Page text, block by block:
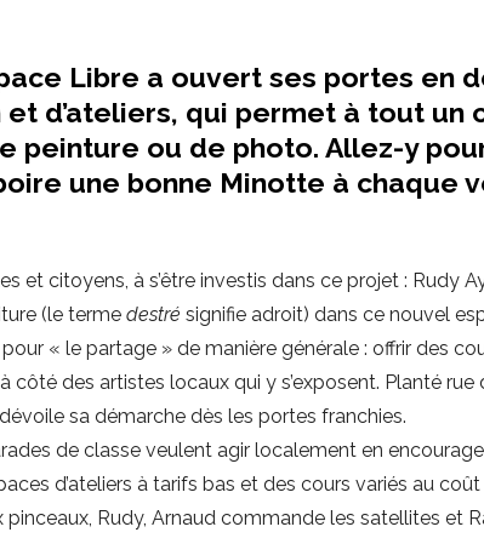
Libre a ouvert ses portes en
et d’ateliers, qui permet à tout un
peinture ou de photo. Allez-y
une bonne Minotte à chaque
et citoyens, à s’être investis dans ce projet : Rudy
(le termedestrésignifie adroit) dans ce nouvel
« le partage » de manière générale : offrir des
côté des artistes locaux qui y s’exposent. Planté
sa démarche dès les portes franchies.
de classe veulent agir localement en
d’ateliers à tarifs bas et des cours variés au
pinceaux, Rudy, Arnaud commande les satellites et